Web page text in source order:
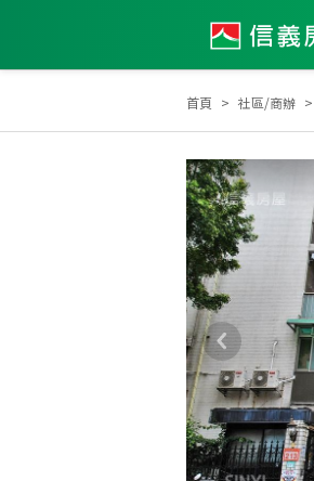
首頁 社區/商辦
2025年4月區成件TOP3